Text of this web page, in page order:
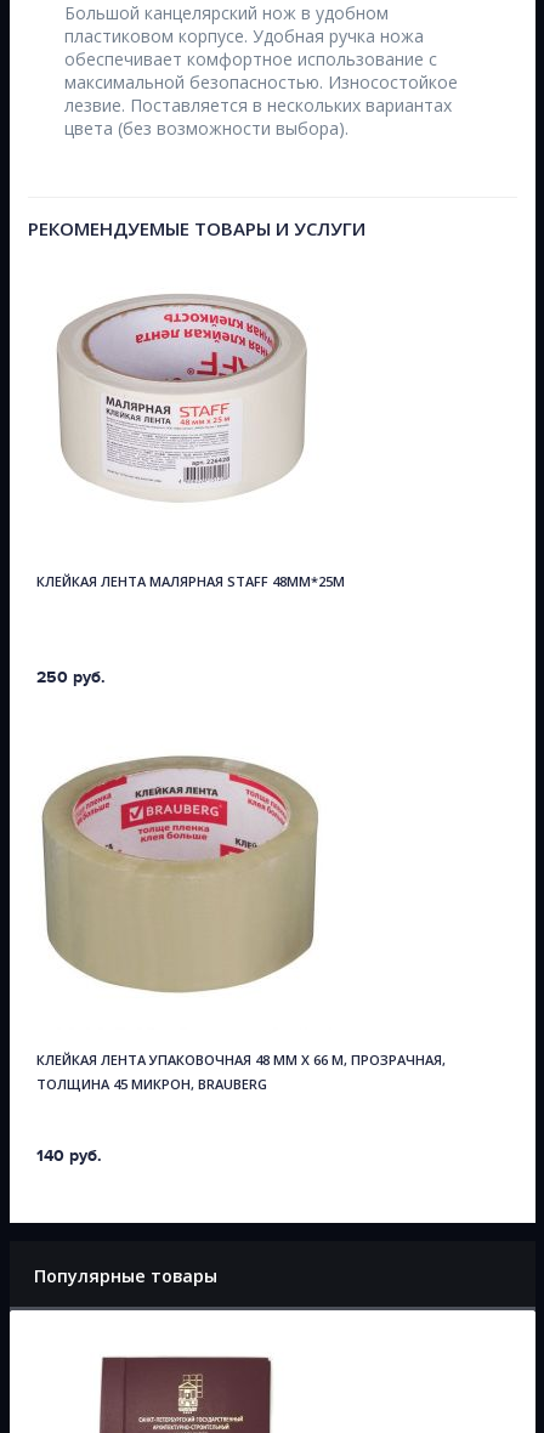
Большой канцелярский нож в удобном
пластиковом корпусе. Удобная ручка ножа
обеспечивает комфортное использование с
максимальной безопасностью. Износостойкое
лезвие. Поставляется в нескольких вариантах
цвета (без возможности выбора).
РЕКОМЕНДУЕМЫЕ ТОВАРЫ И УСЛУГИ
КЛЕЙКАЯ ЛЕНТА МАЛЯРНАЯ STAFF 48ММ*25М
250 руб.
КЛЕЙКАЯ ЛЕНТА УПАКОВОЧНАЯ 48 ММ Х 66 М, ПРОЗРАЧНАЯ,
ТОЛЩИНА 45 МИКРОН, BRAUBERG
140 руб.
Популярные товары